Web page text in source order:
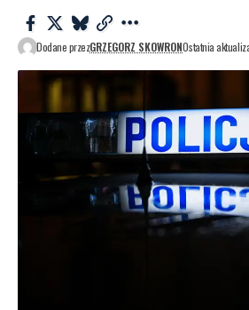
Dodane przezGRZEGORZ SKOWRONOstatnia